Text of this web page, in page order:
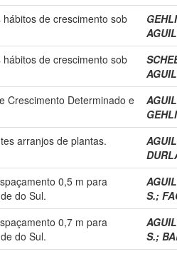
de crescimento sob
de crescimento sob
Crescimento Determinado e
arranjos de plantas.
0,5 m para
do Sul.
S.;
0,7 m para
do Sul.
S.;